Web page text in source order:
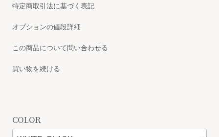
特定商取引法に基づく表記
オプションの値段詳細
この商品について問い合わせる
買い物を続ける
COLOR